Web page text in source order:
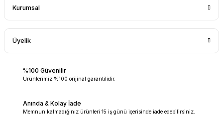
Kurumsal
Üyelik
%100 Güvenilir
Ürünlerimiz %100 orijinal garantilidir.
Anında & Kolay İade
Memnun kalmadığınız ürünleri 15 iş günü içerisinde iade edebilirsiniz.